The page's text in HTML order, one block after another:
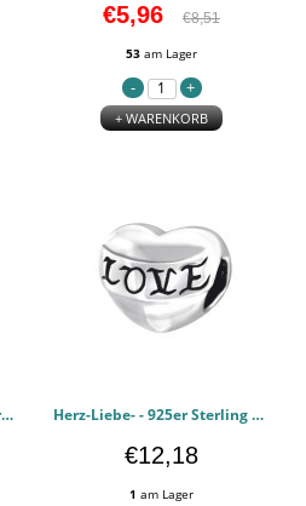
€5,96 €8,51
53 am Lager
+ WARENKORB
Hoffe Schriftzug - 925er Sterling Silber Einfache Ringe PCJW15714 Herz-Liebe- - 925er Sterling Silber Schlichte Beads PCJW14936
€12,18
1 am Lager